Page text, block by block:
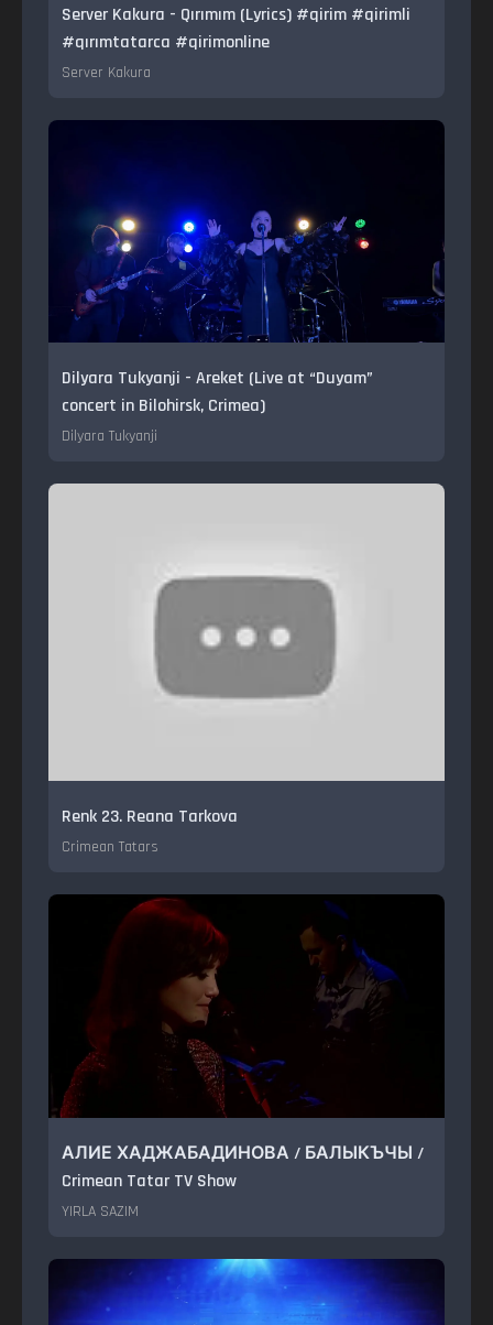
Server Kakura - Qırımım (Lyrics) #qirim #qirimli
#qırımtatarca #qirimonline
Server Kakura
Dilyara Tukyanji - Areket (Live at “Duyam”
concert in Bilohirsk, Crimea)
Dilyara Tukyanji
Renk 23. Reana Tarkova
Crimean Tatars
АЛИЕ ХАДЖАБАДИНОВА / БАЛЫКЪЧЫ /
Crimean Tatar TV Show
YIRLA SAZIM